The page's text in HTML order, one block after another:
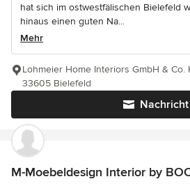
hat sich im ostwestfälischen Bielefeld
hinaus einen guten Na...
Mehr
Nachricht
Lohmeier Home Interiors GmbH & Co.
33605 Bielefeld
M-Moebeldesign Interior by